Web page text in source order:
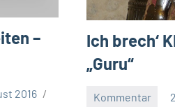
–
2016
Ich brech‘
„Guru“
Kommentar